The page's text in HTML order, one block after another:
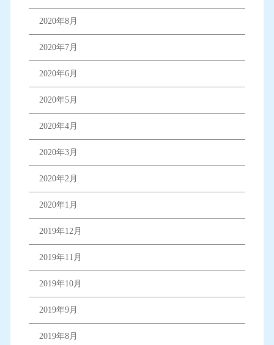
2020年8月
2020年7月
2020年6月
2020年5月
2020年4月
2020年3月
2020年2月
2020年1月
2019年12月
2019年11月
2019年10月
2019年9月
2019年8月